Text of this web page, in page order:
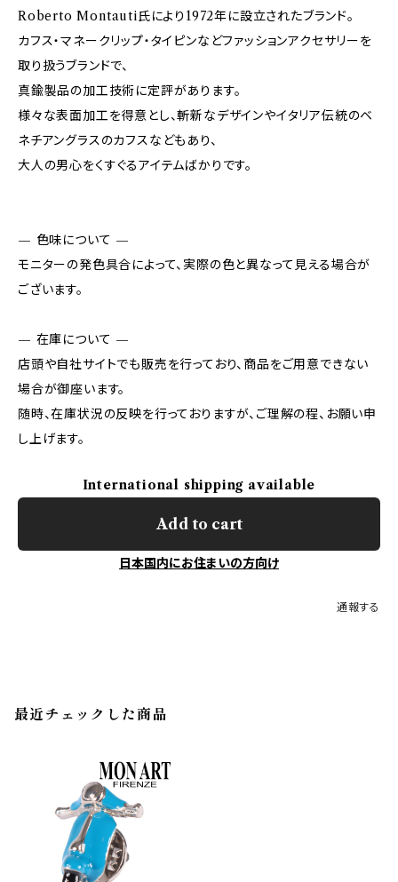
Roberto Montauti氏により1972年に設立されたブランド。
カフス・マネークリップ・タイピンなどファッションアクセサリーを
取り扱うブランドで、
真鍮製品の加工技術に定評があります。
様々な表面加工を得意とし、斬新なデザインやイタリア伝統のベ
ネチアングラスのカフスなどもあり、
大人の男心をくすぐるアイテムばかりです。
— 色味について —
モニターの発色具合によって、実際の色と異なって見える場合が
ございます。
— 在庫について —
店頭や自社サイトでも販売を行っており、商品をご用意できない
場合が御座います。
随時、在庫状況の反映を行っておりますが、ご理解の程、お願い申
し上げます。
International shipping available
Add to cart
日本国内にお住まいの方向け
通報する
最近チェックした商品